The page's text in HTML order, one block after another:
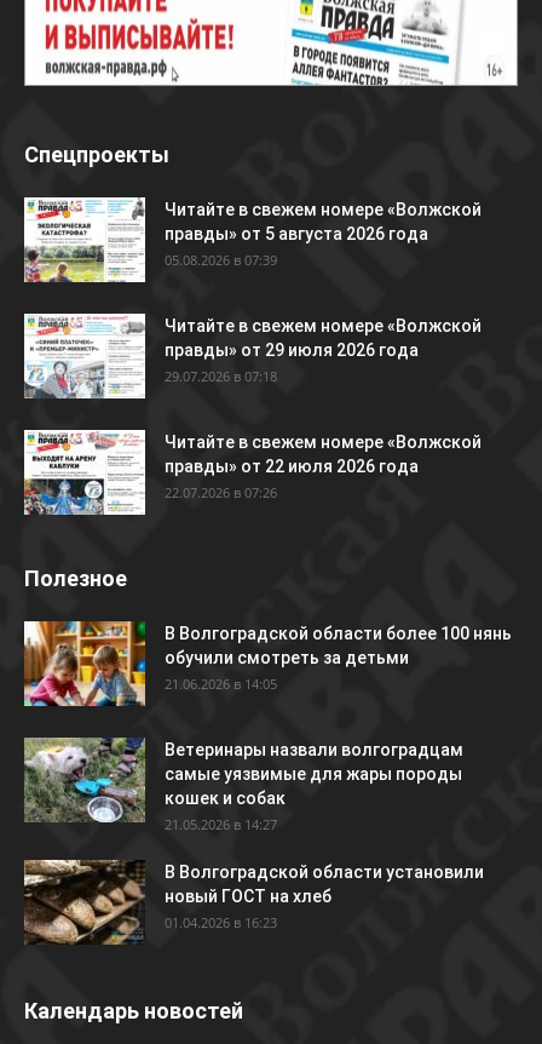
Спецпроекты
Читайте в свежем номере «Волжской
правды» от 5 августа 2026 года
05.08.2026 в 07:39
Читайте в свежем номере «Волжской
правды» от 29 июля 2026 года
29.07.2026 в 07:18
Читайте в свежем номере «Волжской
правды» от 22 июля 2026 года
22.07.2026 в 07:26
Полезное
В Волгоградской области более 100 нянь
обучили смотреть за детьми
21.06.2026 в 14:05
Ветеринары назвали волгоградцам
самые уязвимые для жары породы
кошек и собак
21.05.2026 в 14:27
В Волгоградской области установили
новый ГОСТ на хлеб
01.04.2026 в 16:23
Календарь новостей